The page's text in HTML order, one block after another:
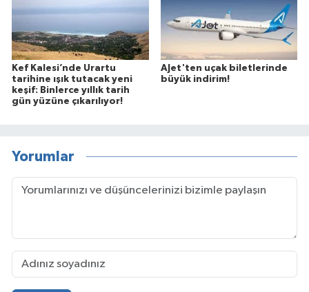
Kef Kalesi’nde Urartu
tarihine ışık tutacak yeni
keşif: Binlerce yıllık tarih
gün yüzüne çıkarılıyor!
AJet'ten uçak biletlerinde
büyük indirim!
Yorumlar